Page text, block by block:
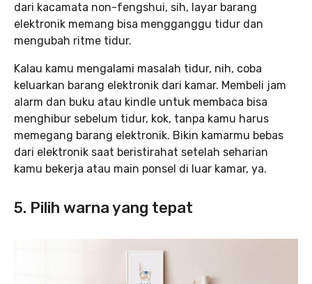
dari kacamata non-fengshui, sih, layar barang
elektronik memang bisa mengganggu tidur dan
mengubah ritme tidur.
Kalau kamu mengalami masalah tidur, nih, coba
keluarkan barang elektronik dari kamar. Membeli jam
alarm dan buku atau kindle untuk membaca bisa
menghibur sebelum tidur, kok, tanpa kamu harus
memegang barang elektronik. Bikin kamarmu bebas
dari elektronik saat beristirahat setelah seharian
kamu bekerja atau main ponsel di luar kamar, ya.
5. Pilih warna yang tepat